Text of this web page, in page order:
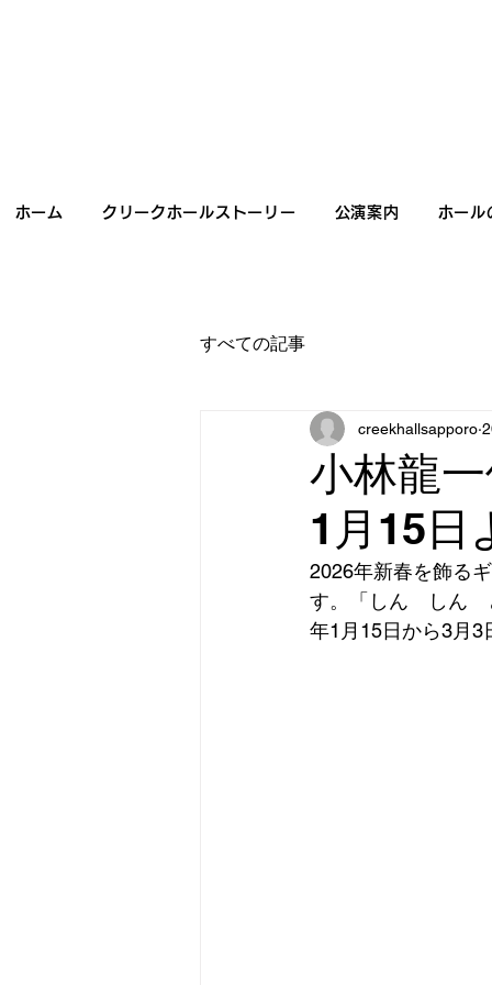
ホーム クリークホールストーリー 公演案内 ホール
すべての記事
小林龍
1月15日
creekhallsapporo
2026年新春を飾る
す。「しん　しん
年1月15日から3月3